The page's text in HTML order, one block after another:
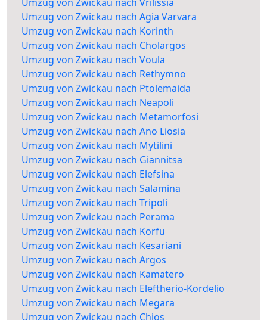
Umzug von Zwickau nach Agia Varvara
Umzug von Zwickau nach Korinth
Umzug von Zwickau nach Cholargos
Umzug von Zwickau nach Voula
Umzug von Zwickau nach Rethymno
Umzug von Zwickau nach Ptolemaida
Umzug von Zwickau nach Neapoli
Umzug von Zwickau nach Metamorfosi
Umzug von Zwickau nach Ano Liosia
Umzug von Zwickau nach Mytilini
Umzug von Zwickau nach Giannitsa
Umzug von Zwickau nach Elefsina
Umzug von Zwickau nach Salamina
Umzug von Zwickau nach Tripoli
Umzug von Zwickau nach Perama
Umzug von Zwickau nach Korfu
Umzug von Zwickau nach Kesariani
Umzug von Zwickau nach Argos
Umzug von Zwickau nach Kamatero
Umzug von Zwickau nach Eleftherio-Kordelio
Umzug von Zwickau nach Megara
Umzug von Zwickau nach Chios